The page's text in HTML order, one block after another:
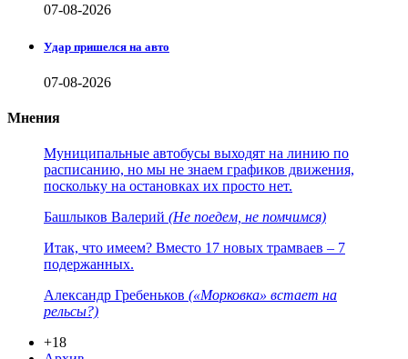
07-08-2026
Удар пришелся на авто
07-08-2026
Мнения
Муниципальные автобусы выходят на линию по
расписанию, но мы не знаем графиков движения,
поскольку на остановках их просто нет.
Башлыков Валерий (Не поедем, не помчимся)
Итак, что имеем? Вместо 17 новых трамваев – 7
подержанных.
Александр Гребеньков («Морковка» встает на
рельсы?)
+18